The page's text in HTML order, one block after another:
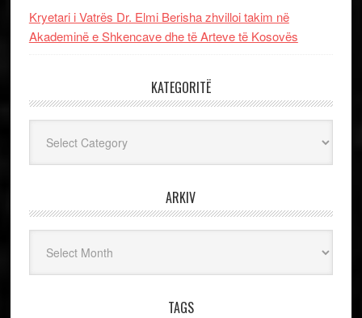
Kryetari i Vatrës Dr. Elmi Berisha zhvilloi takim në
Akademinë e Shkencave dhe të Arteve të Kosovës
KATEGORITË
ARKIV
TAGS